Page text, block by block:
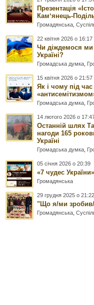
Презентація
Камʼянець-
Громадянська ,
22 квітня 2026 о 16:17
Чи діждемося ми
Україні?
Громадська думка
15 квітня 2026 о 21:57
Як і чому під
Громадська думка
14 лютого 2026 о
Останній шлях
нагоди 165
Україні
Громадська думка
05 січня 2026 о 20:39
«7 чудес
Громадянська
29 грудня 2025 о 21:22
"Що я/ми зробив/
Громадянська ,